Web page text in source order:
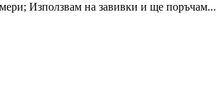
Използвам на завивки и ще поръчам...